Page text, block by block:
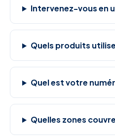
Intervenez-vous en
Quels produits
Quel est votre
Quelles zones